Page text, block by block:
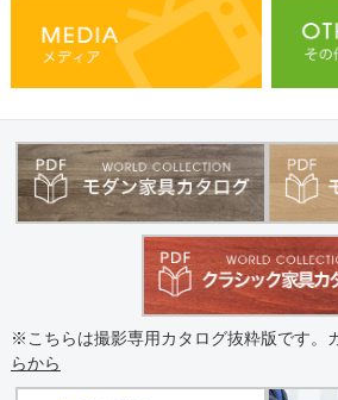
※こちらは撮影専用カタログ抜粋版です。
らから